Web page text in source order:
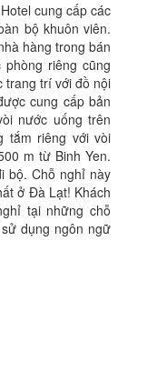
cung cấp các
bộ khuôn viên.
hàng trong bán
riêng cũng
trang trí với đồ nội
cung cấp bản
nước uống trên
tắm riêng với vòi
m từ Binh Yen.
bộ. Chỗ nghỉ này
ở Đà Lạt! Khách
tại những chỗ
dụng ngôn ngữ